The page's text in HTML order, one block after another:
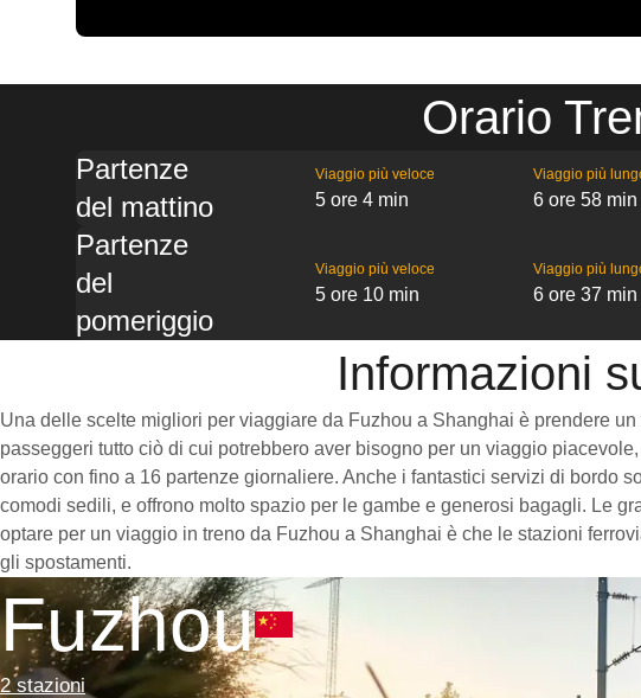
Orario
Partenze
del mattino
Viaggio più veloce
5 ore 4 min
Viaggio più
6 ore 58 min
Partenze
del
pomeriggio
Viaggio più veloce
5 ore 10 min
Viaggio più
6 ore 37 min
Informazioni
Una delle scelte migliori per viaggiare da Fuzhou a Shanghai è prendere
passeggeri tutto ciò di cui potrebbero aver bisogno per un viaggio
orario con fino a 16 partenze giornaliere. Anche i fantastici servizi di bordo
comodi sedili, e offrono molto spazio per le gambe e generosi bagagli. Le
optare per un viaggio in treno da Fuzhou a Shanghai è che le stazioni
gli spostamenti.
Fuzhou
2 stazioni